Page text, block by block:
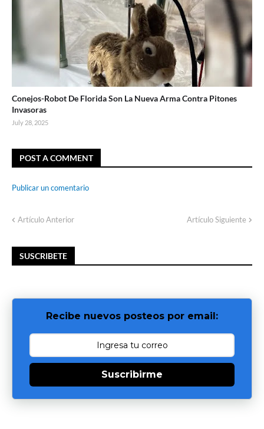
Conejos-Robot De Florida Son La Nueva Arma Contra Pitones
Invasoras
July 28, 2025
POST A COMMENT
Publicar un comentario
Artículo Anterior Artículo Siguiente
SUSCRIBETE
Recibe nuevos posteos por email:
Suscribirme